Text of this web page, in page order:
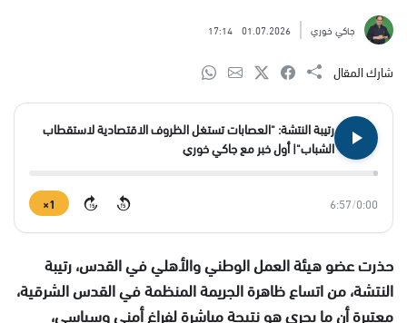
جاكي خوري 01.07.2026
17:14
شارك المقال
رتيبة النتشة: "العصابات تستغل الظروف الاقتصادية لاستقطاب
الشباب"| أول خبر مع جاكي خوري
0:00
/
6:57
15
15
1×
حذرت عضو هيئة العمل الوطني والأهلي في القدس، رتيبة
النتشة، من اتساع ظاهرة الجريمة المنظمة في القدس الشرقية،
معتبرة أن ما يجري هو نتيجة مباشرة لفراغ أمني وسياسي،